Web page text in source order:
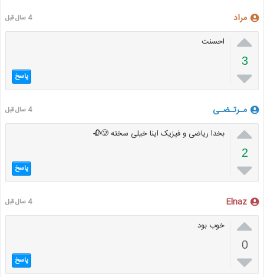
مراد 4 سال قبل

3

احسنت
پاسخ
مـرتـضـی 4 سال قبل

2

بخدا ریاضی و فیزیک اینا خیلی سخته 🥲🥀
پاسخ
Elnaz 4 سال قبل

0

خوب بود
پاسخ